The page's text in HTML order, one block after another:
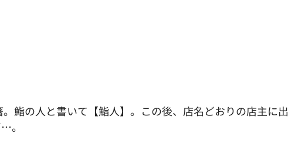
鮨の人と書いて【鮨人】。この後、店名どおりの店主に出
。